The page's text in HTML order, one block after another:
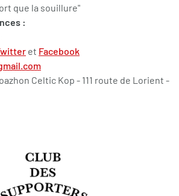
que la souillure"
:
et Facebook
Celtic Kop - 111 route de Lorient -